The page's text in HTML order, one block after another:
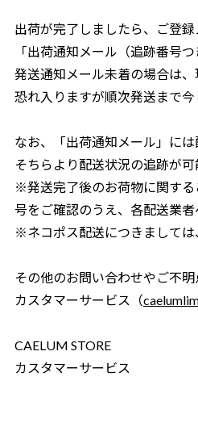
出荷が完了しましたら、ご登
「出荷通知メール（追跡番号
発送通知メール未着の場合は
恐れ入りますが順次発送まで今
なお、「出荷通知メール」に
そちらより配送状況の追跡が可
※発送完了後のお荷物に関す
号をご確認のうえ、各配送業者
※ネコポス配送につきましては
その他のお問い合わせやご不明
カスタマーサービス（
CAELUM STORE
カスタマーサービス